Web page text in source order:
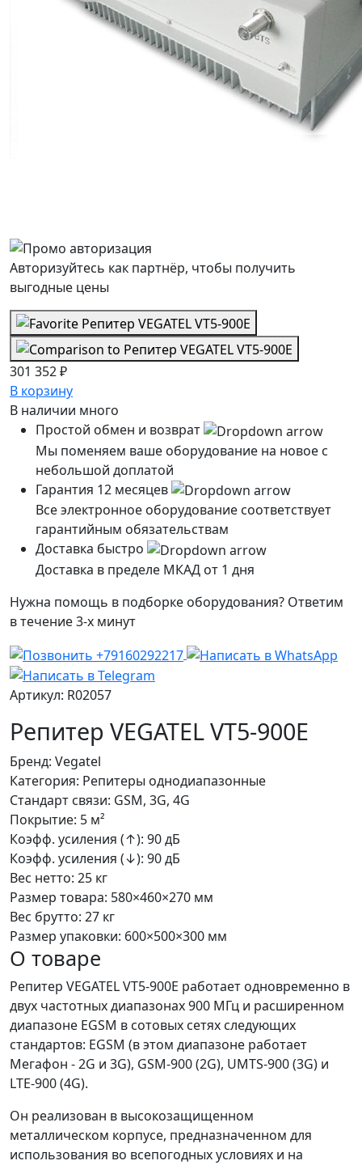
Авторизуйтесь как партнёр, чтобы получить
выгодные цены
301 352 ₽
В корзину
В наличии много
Простой обмен и возврат
Мы поменяем ваше оборудование на новое с
небольшой доплатой
Гарантия 12 месяцев
Все электронное оборудование соответствует
гарантийным обязательствам
Доставка быстро
Доставка в пределе МКАД от 1 дня
Нужна помощь в подборке оборудования? Ответим
в течение 3-х минут
Артикул: R02057
Репитер VEGATEL VT5-900E
Бренд: Vegatel
Категория: Репитеры однодиапазонные
Стандарт связи: GSM, 3G, 4G
Покрытие: 5 м²
Коэфф. усиления (↑): 90 дБ
Коэфф. усиления (↓): 90 дБ
Вес нетто: 25 кг
Размер товара: 580×460×270 мм
Вес брутто: 27 кг
Размер упаковки: 600×500×300 мм
О товаре
Репитер VEGATEL VT5-900E работает одновременно в
двух частотных диапазонах 900 МГц и расширенном
диапазоне EGSM в сотовых сетях следующих
стандартов: EGSM (в этом диапазоне работает
Мегафон - 2G и 3G), GSM-900 (2G), UMTS-900 (3G) и
LTE-900 (4G).
Он реализован в высокозащищенном
металлическом корпусе, предназначенном для
использования во всепогодных условиях и на